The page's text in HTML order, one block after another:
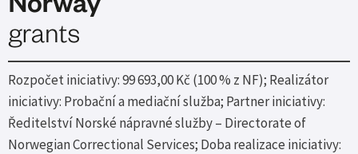
Rozpočet iniciativy: 99 693,00 Kč (100 % z NF); Realizátor
iniciativy: Probační a mediační služba; Partner iniciativy:
Ředitelství Norské nápravné služby – Directorate of
Norwegian Correctional Services; Doba realizace iniciativy: